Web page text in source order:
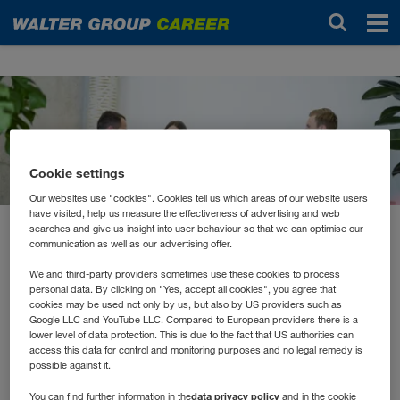
Noticias
Flexibilität in alle Richtungen
Bereits im Oktober haben wir angekündigt, dass wir an
mehr Flexibilität in unserer Arbeitswelt arbeiten. Hört sich
vielleicht einfach an, ist aber durchaus eine
Cookie settings
Our websites use "cookies". Cookies tell us which areas of our website users
have visited, help us measure the effectiveness of advertising and web
searches and give us insight into user behaviour so that we can optimise our
communication as well as our advertising offer.
We and third-party providers sometimes use these cookies to process
personal data. By clicking on "Yes, accept all cookies", you agree that
cookies may be used not only by us, but also by US providers such as
Google LLC and YouTube LLC. Compared to European providers there is a
lower level of data protection. This is due to the fact that US authorities can
access this data for control and monitoring purposes and no legal remedy is
possible against it.
You can find further information in thedata privacy policy and in the cookie